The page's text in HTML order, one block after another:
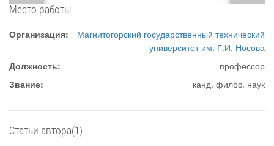
Место работы
Организация:
Магнитогорский государственный технический
университет им. Г.И. Носова
Должность:
профессор
Звание:
канд. филос. наук
Статьи автора(1)